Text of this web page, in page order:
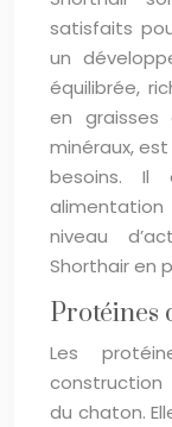
satisfaits
un
équilibrée,
en graisses
minéraux,
besoins. Il
niveau
Shorthair en
Protéines
Les
du chaton.